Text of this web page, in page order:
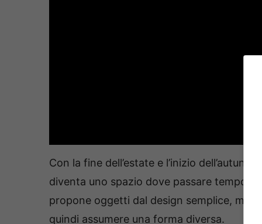
Con la fine dell’estate e l’inizio
diventa uno spazio dove passare tempo,
propone oggetti dal design semplice, ma
quindi assumere una forma diversa.